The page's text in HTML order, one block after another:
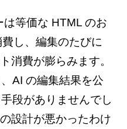
等価な HTML のお
し、編集のたびに
消費が膨らみます。
AI の編集結果を公
段がありませんでし
設計が悪かったわけ